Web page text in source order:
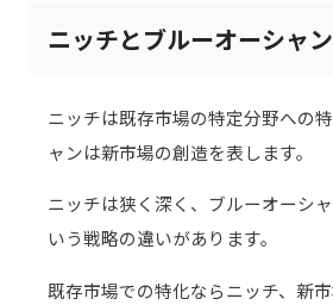
ニッチとブルーオーシャ
ニッチは既存市場の特定分野への
ャンは新市場の創造を表します。
ニッチは狭く深く、ブルーオーシ
いう戦略の違いがあります。
既存市場での特化ならニッチ、新